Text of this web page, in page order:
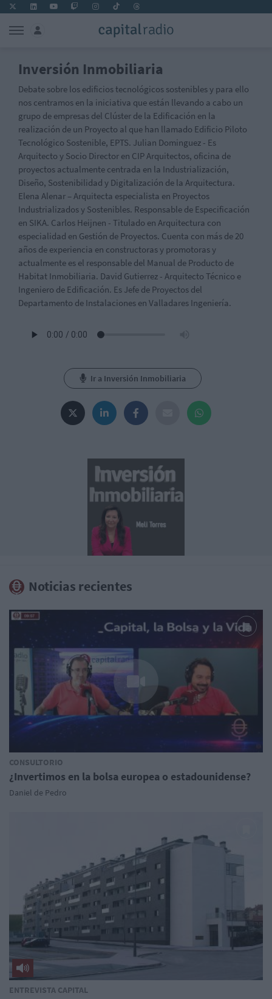
Inversión Inmobiliaria
Debate sobre los edificios tecnológicos sostenibles y para ello
nos centramos en la iniciativa que están llevando a cabo un
grupo de empresas del Clúster de la Edificación en la
realización de un Proyecto al que han llamado Edificio Piloto
Tecnológico Sostenible, EPTS. Julian Dominguez - Es
Arquitecto y Socio Director en CIP Arquitectos, oficina de
proyectos actualmente centrada en la Industrialización,
Diseño, Sostenibilidad y Digitalización de la Arquitectura.
Elena Alenar – Arquitecta especialista en Proyectos
Industrializados y Sostenibles. Responsable de Especificación
en SIKA. Carlos Heijnen - Titulado en Arquitectura con
especialidad en Gestión de Proyectos. Cuenta con más de 20
años de experiencia en constructoras y promotoras y
actualmente es el responsable del Manual de Producto de
Habitat Inmobiliaria. David Gutierrez - Arquitecto Técnico e
Ingeniero de Edificación. Es Jefe de Proyectos del
Departamento de Instalaciones en Valladares Ingeniería.
Ir a Inversión Inmobiliaria
Noticias recientes
CONSULTORIO
¿Invertimos en la bolsa europea o estadounidense?
Daniel de Pedro
ENTREVISTA CAPITAL